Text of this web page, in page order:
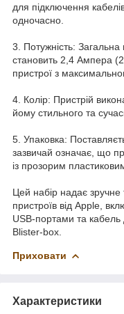
для підключення
одночасно.
3. Потужність:
становить 2,4 Ампера
пристрої з
4. Колір: Пристрій
йому стильного та
5. Упаковка:
зазвичай означає, що
із прозорим
Цей набір надає
пристроїв від Apple,
USB-портами та кабель
Blister-box.
Приховати
Характеристики